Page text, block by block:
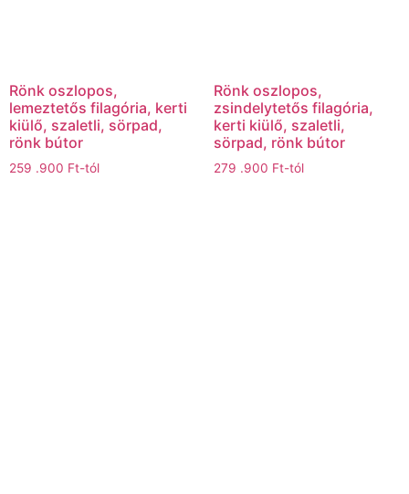
Rönk oszlopos,
lemeztetős filagória, kerti
kiülő, szaletli, sörpad,
rönk bútor
259 .900 Ft-tól
Rönk oszlopos,
zsindelytetős filagória,
kerti kiülő, szaletli,
sörpad, rönk bútor
279 .900 Ft-tól